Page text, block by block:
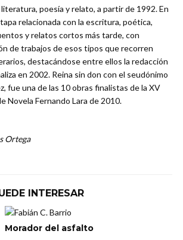
poesía y relato, a partir de 1992. En
relacionada con la escritura, poética,
y relatos cortos más tarde, con
de trabajos de esos tipos que recorren
destacándose entre ellos la redacción
en 2002. Reina sin don con el seudónimo
fue una de las 10 obras finalistas de la XV
Novela Fernando Lara de 2010.
Ortega
INTERESAR
Morador del asfalto